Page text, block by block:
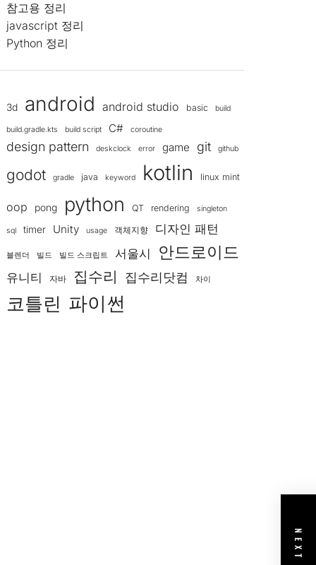
참고용 정리
javascript 정리
Python 정리
3d android android studio basic build
build.gradle.kts build script C# coroutine
design pattern deskclock error game git github
godot gradle java keyword kotlin linux mint
oop pong python QT rendering singleton
sql timer Unity usage 객체지향 디자인 패턴
블렌더 빌드 빌드 스크립트 서울시 안드로이드
유니티 자바 집수리 집수리닷컴 차이
코틀린 파이썬